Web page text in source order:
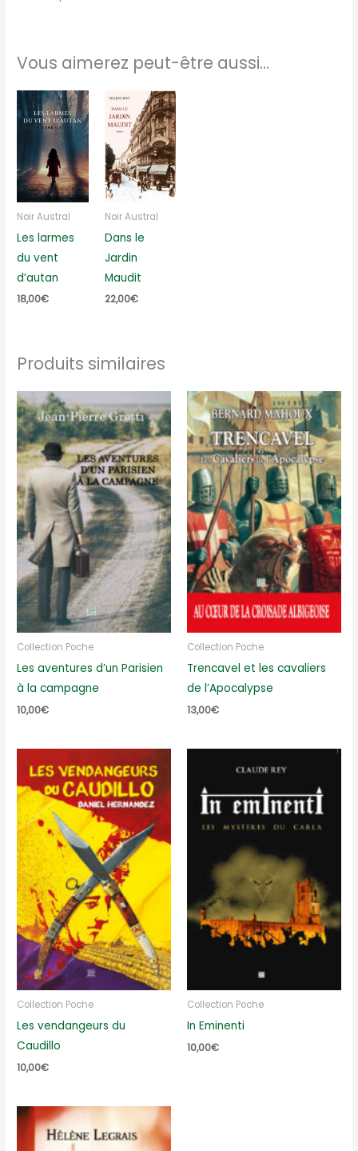
Vous aimerez peut-être aussi…
Noir Austral
Les larmes
du vent
d’autan
18,00€
Noir Austral
Dans le
Jardin
Maudit
22,00€
Produits similaires
Collection Poche
Les aventures d’un Parisien
à la campagne
10,00€
Collection Poche
Trencavel et les cavaliers
de l’Apocalypse
13,00€
Collection Poche
Les vendangeurs du
Caudillo
10,00€
Collection Poche
In Eminenti
10,00€